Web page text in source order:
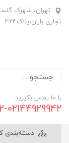
تهران، شهرک
تجاری باران،پلاک424
با ما تماس بگیرید
02144929942
دسته‌بندی